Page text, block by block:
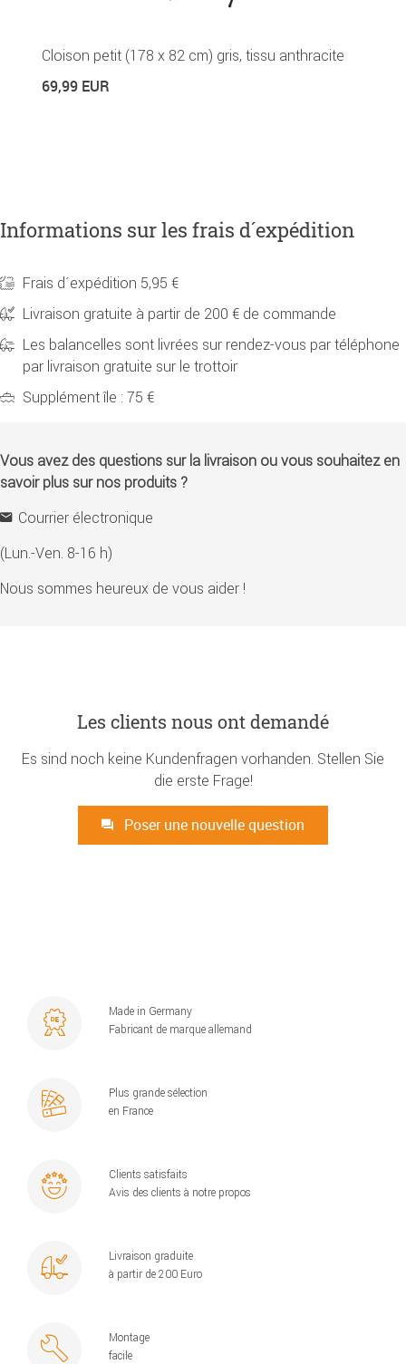
Cloison petit (178 x 82 cm) gris, tissu anthracite
69,99 EUR
Informations sur les frais d´expédition
Frais d´expédition 5,95 €
Livraison gratuite à partir de 200 € de commande
Les balancelles sont livrées sur rendez-vous par téléphone
par livraison gratuite sur le trottoir
Supplément île : 75 €
Vous avez des questions sur la livraison ou vous souhaitez en
savoir plus sur nos produits ?
Courrier électronique
(Lun.-Ven. 8-16 h)
Nous sommes heureux de vous aider !
Les clients nous ont demandé
Es sind noch keine Kundenfragen vorhanden. Stellen Sie
die erste Frage!
Poser une nouvelle question
Made in Germany
Fabricant de marque allemand
Plus grande sélection
en France
Clients satisfaits
Avis des clients à notre propos
Livraison graduite
à partir de 200 Euro
Montage
facile